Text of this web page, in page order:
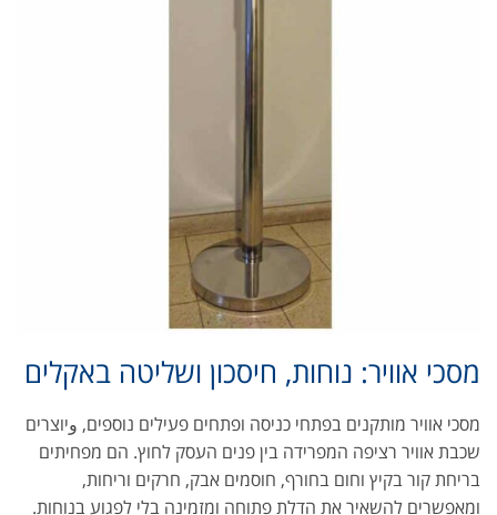
מסכי אוויר: נוחות, חיסכון ושליטה באקלים
מסכי אוויר מותקנים בפתחי כניסה ופתחים פעילים נוספים, وיוצרים
שכבת אוויר רציפה המפרידה בין פנים העסק לחוץ. הם מפחיתים
בריחת קור בקיץ וחום בחורף, חוסמים אבק, חרקים וריחות,
ומאפשרים להשאיר את הדלת פתוחה ומזמינה בלי לפגוע בנוחות.